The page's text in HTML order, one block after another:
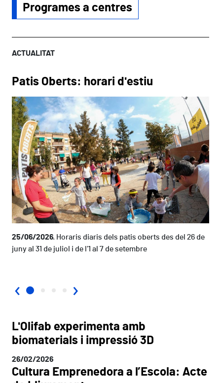
Programes a centres
ACTUALITAT
Patis Oberts: horari d'estiu
25/06/2026 Horaris diaris dels patis oberts des del 26 de
juny al 31 de juliol i de l'1 al 7 de setembre
‹ ›
L'Olifab experimenta amb
biomaterials i impressió 3D
26/02/2026
Cultura Emprenedora a l’Escola: Acte